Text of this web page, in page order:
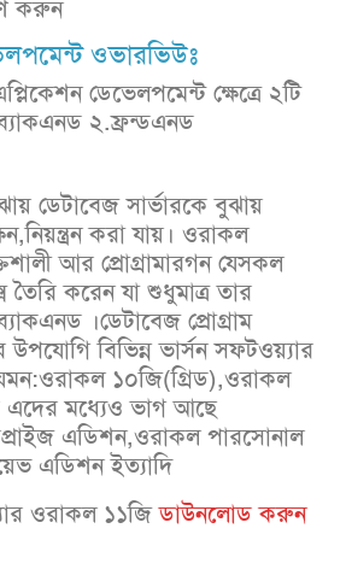
করুন
ওভারভিউঃ
ডেভেলপমেন্ট ক্ষেত্রে ২টি
২.ফ্রন্ডএনড
ডেটাবেজ সার্ভারকে বুঝায়
করা যায়। ওরাকল
আর প্রোগ্রামারগন যেসকল
তৈরি করেন যা শুধুমাত্র তার
।ডেটাবেজ প্রোগ্রাম
উপযোগি বিভিন্ন ভার্সন সফটওয়্যার
১০জি(গ্রিড),ওরাকল
এদের মধ্যেও ভাগ আছে
এডিশন,ওরাকল পারসোনাল
এডিশন ইত্যাদি
ওরাকল ১১জিডাউনলোড করুন